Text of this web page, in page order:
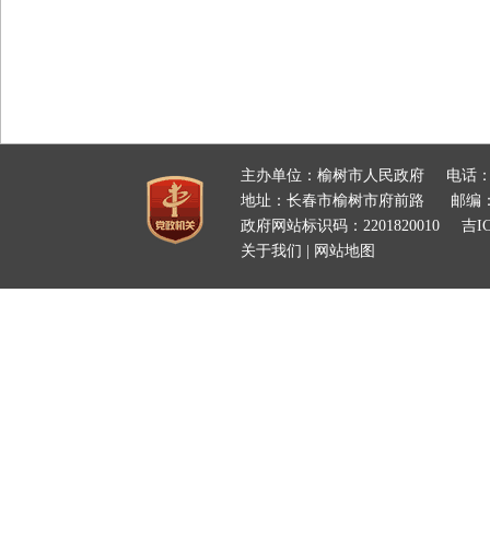
主办单位：榆树市人民政府
电话
地址：长春市榆树市府前路
邮编
政府网站标识码：2201820010
吉
关于我们
网站地图